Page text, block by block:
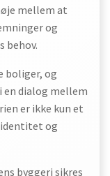
mellem at
og
behov.
boliger, og
en dialog mellem
er ikke kun et
og
byggeri sikres